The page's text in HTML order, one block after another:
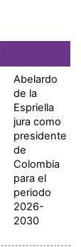
Abelardo
de la
Espriella
jura como
presidente
de
Colombia
para el
periodo
2026-
2030